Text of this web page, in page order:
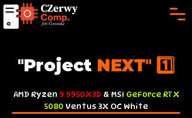
"Project NEXT" 1️⃣
AMD Ryzen 9 9950X3D & MSI GeForce RTX
5080 Ventus 3X OC White